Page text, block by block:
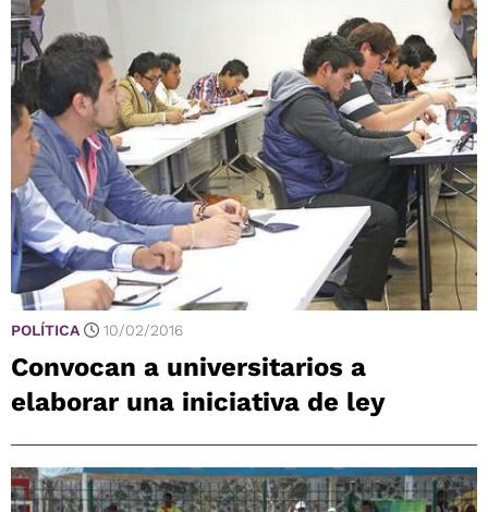
POLÍTICA 10/02/2016
Convocan a universitarios a
elaborar una iniciativa de ley